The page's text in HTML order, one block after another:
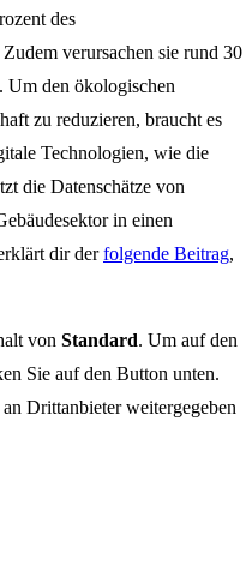
des
verursachen sie rund 30
Um den ökologischen
zu reduzieren, braucht es
Technologien, wie die
die Datenschätze von
in einen
dir derfolgende Beitrag,
von Standard. Um auf den
Sie auf den Button unten.
Drittanbieter weitergegeben